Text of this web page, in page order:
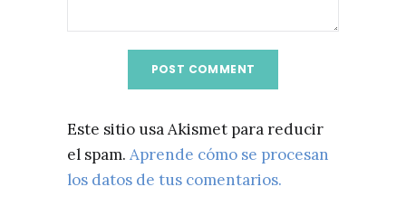
Este sitio usa Akismet para reducir
el spam. Aprende cómo se procesan
los datos de tus comentarios.